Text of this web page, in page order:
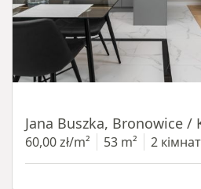
Jana Buszka, Bronowice /
60,00 zł/m² 53 m² 2